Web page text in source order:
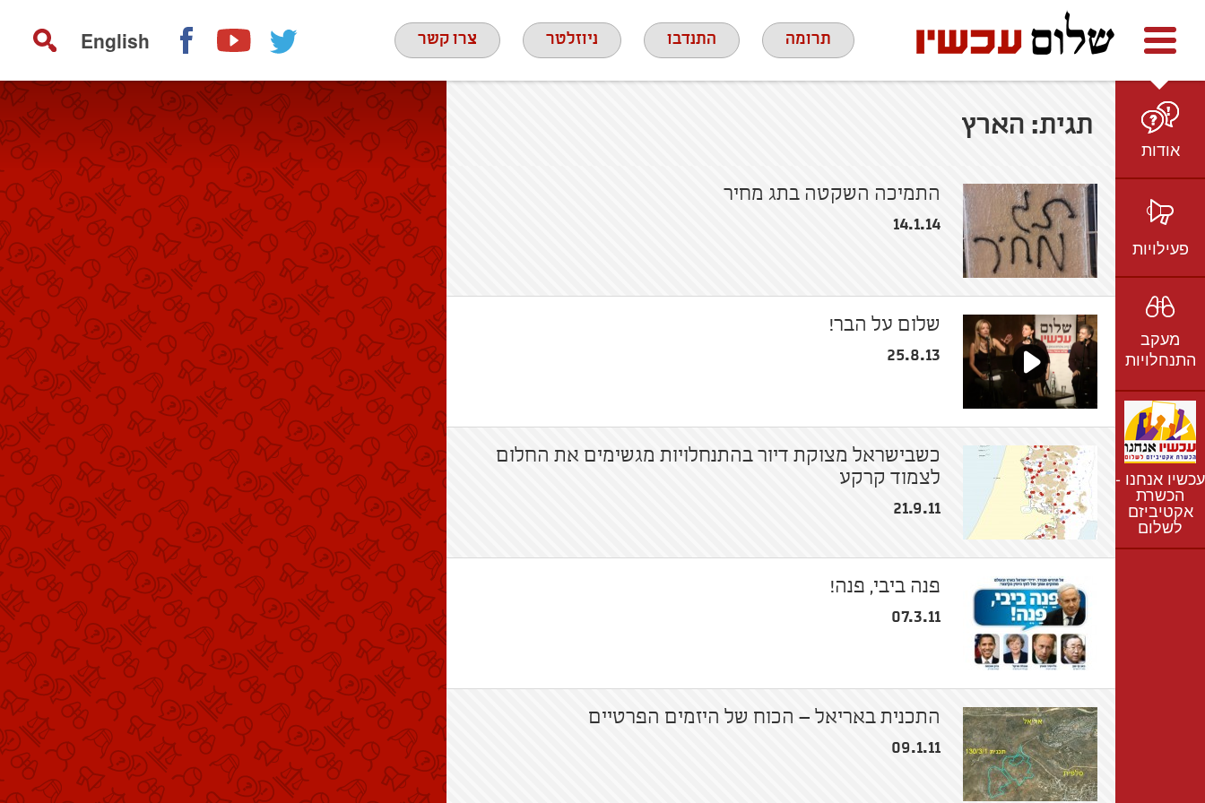
תרומה התנדבו ניוזלטר צרו קשר English Facebookyoutube twitter
אודות
הצוות
חזון ועמדות
אמיל גרינצווייג
שקיפות
פעילויות
ברשת
בתקשורת
וידאו
מעקב
התנחלויות
נתונים
חדשות
נושאים
רשימת התנחלויות
מפת התנחלויות
עכשיו אנחנו -
הכשרת
אקטיביזם
לשלום
תגית: הארץ
התמיכה השקטה בתג מחיר
14.1.14
שלום על הבר!
25.8.13
כשבישראל מצוקת דיור בהתנחלויות מגשימים את החלום
לצמוד קרקע
21.9.11
פנה ביבי, פנה!
07.3.11
התכנית באריאל – הכוח של היזמים הפרטיים
09.1.11